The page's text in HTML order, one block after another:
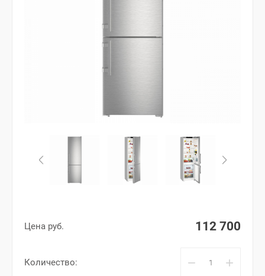
Цена руб. 112 700
Количество: − +